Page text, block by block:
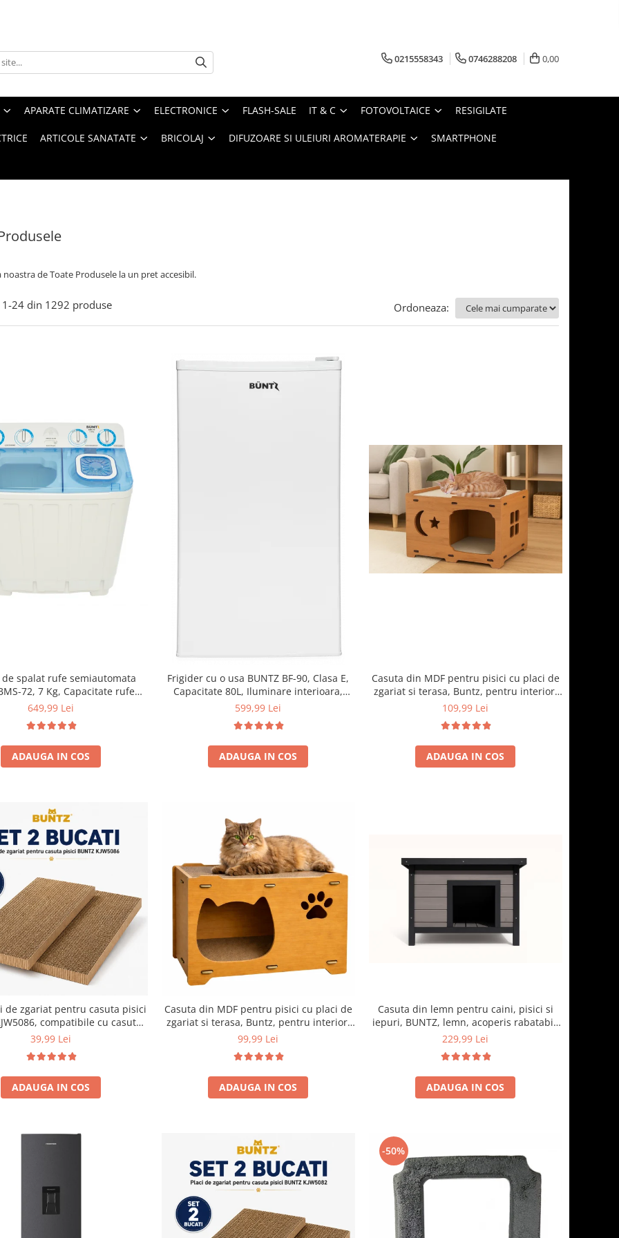
0215558343 0746288208 0,00
APARATE CLIMATIZARE ELECTRONICE FLASH-SALE IT & C FOTOVOLTAICE RESIGILATE
ARTICOLE SANATATE BRICOLAJ DIFUZOARE SI ULEIURI AROMATERAPIE SMARTPHONE
noastra deToate Produsele la un pret accesibil.
1-24 din 1292 produse Ordoneaza:
de spalat rufe semiautomata
72, 7 Kg, Capacitate rufe
5Kg, 330 W, Alb/Albastru
649,99 Lei
ADAUGA IN COS
Frigider cu o usa BUNTZ BF-90, Clasa E,
Capacitate 80L, Iluminare interioara,
Compartiment gheata, H 83 cm, Alb
599,99 Lei
ADAUGA IN COS
Casuta din MDF pentru pisici cu placi de
zgariat si terasa, Buntz, pentru interior,
59x28.5x35cm, Maro
109,99 Lei
ADAUGA IN COS
de zgariat pentru casuta pisici
compatibile cu casuta
59 x 28.5 x 35 cm
39,99 Lei
ADAUGA IN COS
Casuta din MDF pentru pisici cu placi de
zgariat si terasa, Buntz, pentru interior,
44x28.5x30.5cm, Maro
99,99 Lei
ADAUGA IN COS
Casuta din lemn pentru caini, pisici si
iepuri, BUNTZ, lemn, acoperis rabatabil,
bitumant, impermeabil, perdea
cm, Gri
229,99 Lei
ADAUGA IN COS
-50%